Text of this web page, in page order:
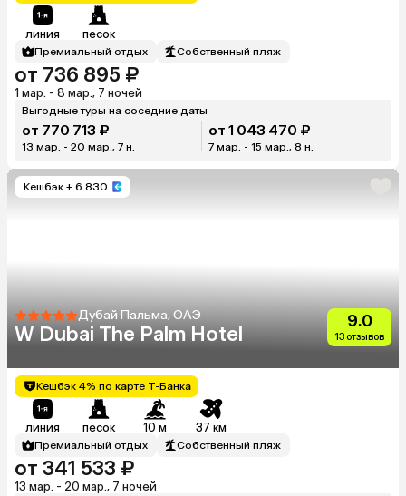
линия песок
Премиальный отдых Собственный пляж
от 736 895 ₽
1 мар. - 8 мар., 7 ночей
Выгодные туры на соседние даты
от 770 713 ₽
13 мар. - 20 мар., 7 н.
от 1 043 470 ₽
7 мар. - 15 мар., 8 н.
Кешбэк + 6 830
Дубай Пальма, ОАЭ
W Dubai The Palm Hotel
9.0
13 отзывов
Кешбэк 4% по карте Т-Банка
линия песок 10 м 37 км
Премиальный отдых Собственный пляж
от 341 533 ₽
13 мар. - 20 мар., 7 ночей